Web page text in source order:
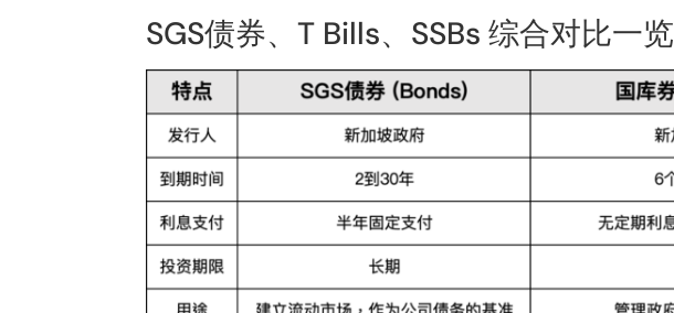
SGS债券、T Bills、SSBs 综合对比一览